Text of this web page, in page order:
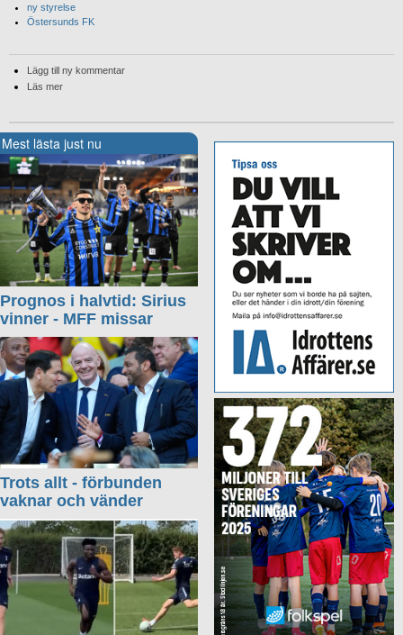
ny styrelse
Östersunds FK
Lägg till ny kommentar
Läs mer
Mest lästa just nu
Prognos i halvtid: Sirius
vinner - MFF missar
Trots allt - förbunden
vaknar och vänder